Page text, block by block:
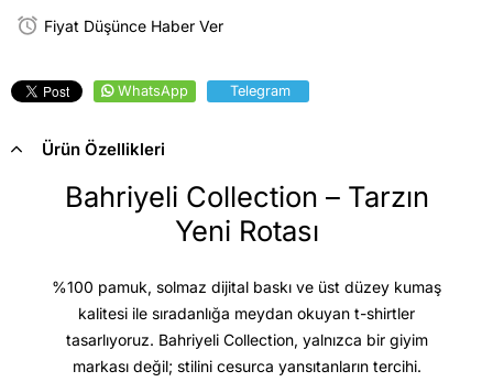
Fiyat Düşünce Haber Ver
WhatsApp Telegram
Ürün Özellikleri
Bahriyeli Collection – Tarzın
Yeni Rotası
%100 pamuk, solmaz dijital baskı ve üst düzey kumaş
kalitesi ile sıradanlığa meydan okuyan t-shirtler
tasarlıyoruz. Bahriyeli Collection, yalnızca bir giyim
markası değil; stilini cesurca yansıtanların tercihi.